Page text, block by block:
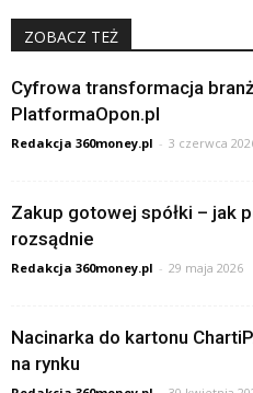
ZOBACZ TEŻ
Cyfrowa transformacja
PlatformaOpon.pl
Redakcja 360money.pl - 3 czerwca
Zakup gotowej spółki – jak
rozsądnie
Redakcja 360money.pl - 29 maja 2026
Nacinarka do kartonu
na rynku